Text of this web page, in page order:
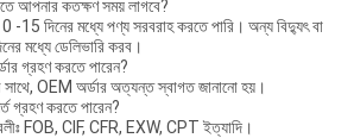
আপনার কতক্ষণ সময় লাগবে?
দিনের মধ্যে পণ্য সরবরাহ করতে পারি। অন্য বিদ্যুৎ বা
মধ্যে ডেলিভারি করব।
গ্রহণ করতে পারেন?
সাথে, OEM অর্ডার অত্যন্ত স্বাগত জানানো হয়।
গ্রহণ করতে পারেন?
FOB, CIF, CFR, EXW, CPT ইত্যাদি।